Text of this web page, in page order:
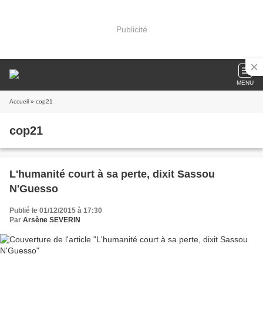
Publicité
MENU
Accueil » cop21
cop21
L'humanité court à sa perte, dixit Sassou
N'Guesso
Publié le 01/12/2015 à 17:30
Par Arsène SEVERIN